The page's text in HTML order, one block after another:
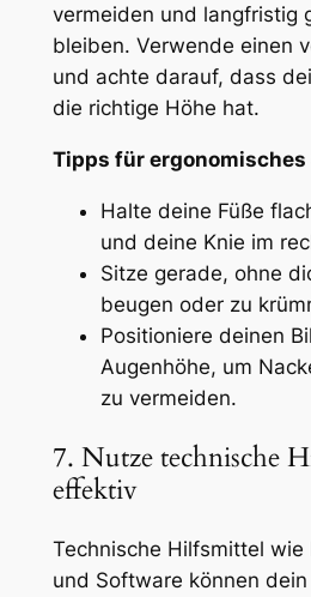
vermeiden und langfristig
bleiben. Verwende einen
und achte darauf, dass
die richtige Höhe hat.
Tipps für ergonomisches
Halte deine Füße
und deine Knie im
Sitze gerade, ohne
beugen oder zu
Positioniere deinen
Augenhöhe, um
zu vermeiden.
7. Nutze technische
effektiv
Technische Hilfsmittel wie
und Software können